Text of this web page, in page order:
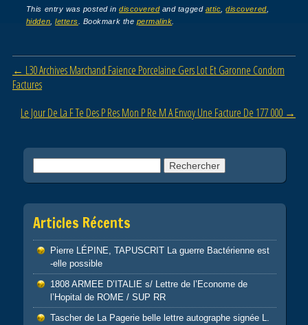
c
e
b
o
k
tt
er
ail
ta
g
er
This entry was posted indiscoveredand tagged attic ,discovered,
hidden ,letters . Bookmark the permalink
Post navigation
← L30 Archives Marchand Faience Porcelaine Gers Lot Et Garonne Condom
Factures
Le Jour De La F Te Des P Res Mon P Re M A Envoy Une Facture De 177 000 →
Articles Récents
Pierre LÉPINE, TAPUSCRIT La guerre Bactérienne est
-elle possible
1808 ARMEE D’ITALIE s/ Lettre de l’Econome de
l’Hopital de ROME / SUP RR
Tascher de La Pagerie belle lettre autographe signée L.